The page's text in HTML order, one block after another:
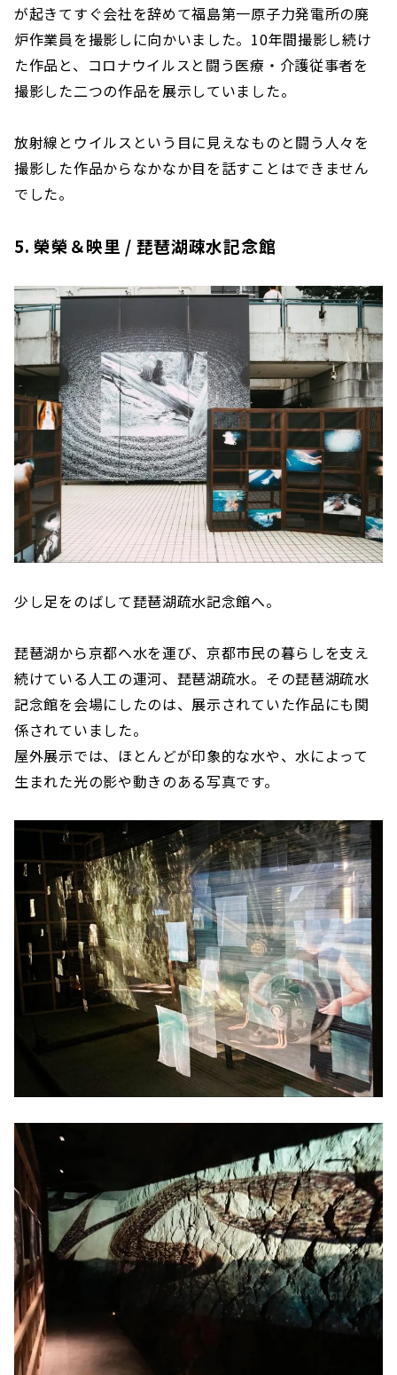
が起きてすぐ会社を辞めて福島第一原子力発電所の廃
炉作業員を撮影しに向かいました。10年間撮影し続け
た作品と、コロナウイルスと闘う医療・介護従事者を
撮影した二つの作品を展示していました。
放射線とウイルスという目に見えなものと闘う人々を
撮影した作品からなかなか目を話すことはできません
でした。
5. 榮榮＆映里 / 琵琶湖疎水記念館
少し足をのばして琵琶湖疏水記念館へ。
琵琶湖から京都へ水を運び、京都市民の暮らしを支え
続けている人工の運河、琵琶湖疏水。その琵琶湖疏水
記念館を会場にしたのは、展示されていた作品にも関
係されていました。
屋外展示では、ほとんどが印象的な水や、水によって
生まれた光の影や動きのある写真です。